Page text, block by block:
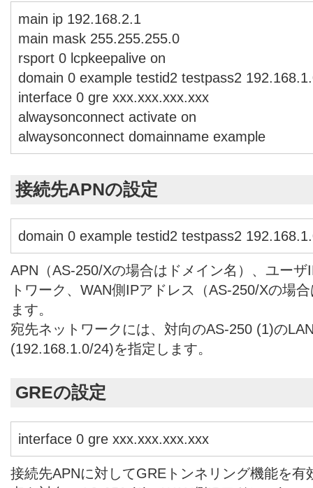
main ip 192.168.2.1
main mask 255.255.255.0
rsport 0 lcpkeepalive on
domain 0 example testid2 testpass2
interface 0 gre xxx.xxx.xxx.xxx
alwaysonconnect activate on
alwaysonconnect domainname example
接続先APNの設定
domain 0 example testid2 testpass2
APN（AS-250/Xの場合はドメイン名）、ユー
トワーク、WAN側IPアドレス（AS-250/Xの場
ます。
宛先ネットワークには、対向のAS-250 (1)の
(192.168.1.0/24)を指定します。
GREの設定
interface 0 gre xxx.xxx.xxx.xxx
接続先APNに対してGREトンネリング機能を